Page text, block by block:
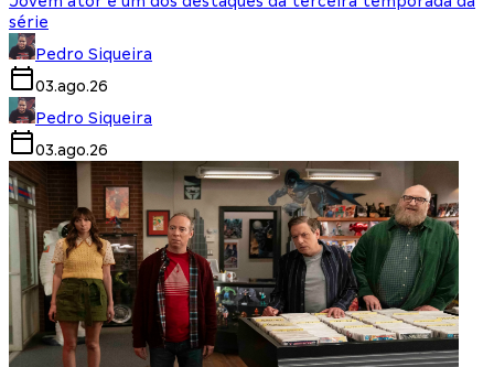
série
Pedro Siqueira
03.ago.26
Pedro Siqueira
03.ago.26